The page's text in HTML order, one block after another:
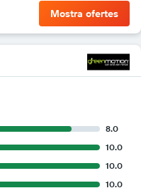
Mostra ofertes
8.0
10.0
10.0
10.0